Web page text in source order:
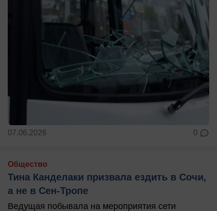
07.06.2026 0
Общество
Тина Канделаки призвала ездить в Сочи,
а не в Сен-Тропе
Ведущая побывала на мероприятия сети